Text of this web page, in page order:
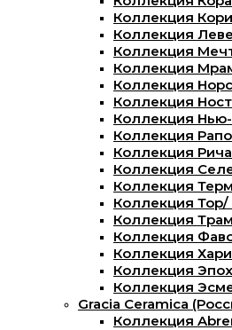
Коллекция
Коллекция
Коллекция
Коллекция
Коллекция
Коллекция
Коллекция
Коллекция
Коллекция
Коллекция
Коллекция
Коллекция Тор/
Коллекция
Коллекция
Коллекция
Коллекция
Коллекция
Gracia Ceramica
Коллекция